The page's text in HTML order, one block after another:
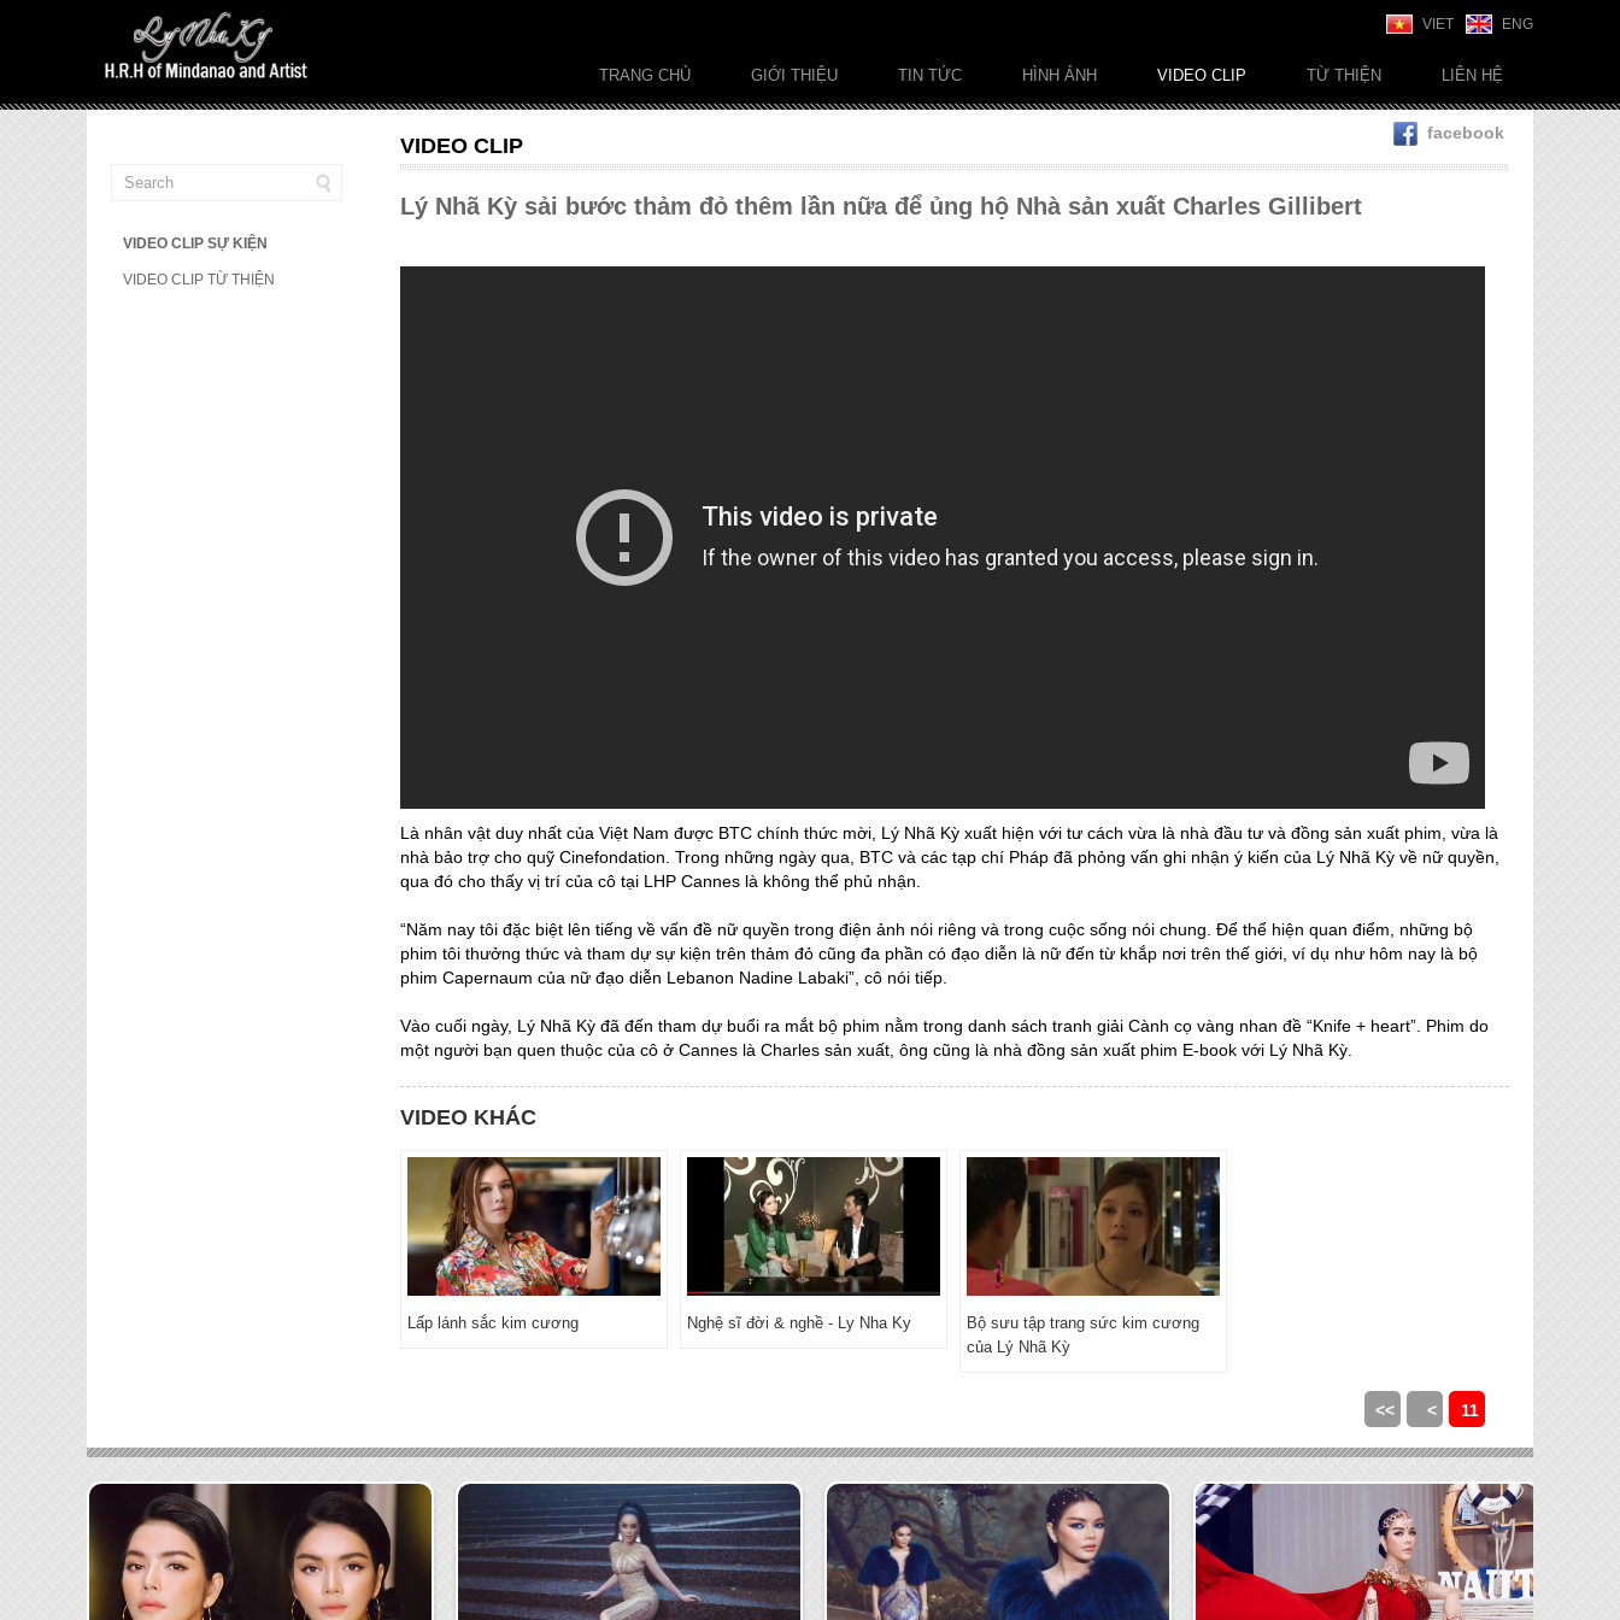
VIET ENG
TRANG CHỦ GIỚI THIỆU TIN TỨC HÌNH ẢNH VIDEO CLIP TỪ THIỆN LIÊN HỆ
facebook
VIDEO CLIP SỰ KIỆN
VIDEO CLIP TỪ THIỆN
VIDEO CLIP
Lý Nhã Kỳ sải bước thảm đỏ thêm lần nữa để ủng hộ Nhà sản xuất Charles Gillibert
Là nhân vật duy nhất của Việt Nam được BTC chính thức mời, Lý Nhã Kỳ xuất hiện với tư cách vừa là nhà đầu tư và đồng sản xuất phim, vừa là
nhà bảo trợ cho quỹ Cinefondation. Trong những ngày qua, BTC và các tạp chí Pháp đã phỏng vấn ghi nhận ý kiến của Lý Nhã Kỳ về nữ quyền,
qua đó cho thấy vị trí của cô tại LHP Cannes là không thể phủ nhận.
“Năm nay tôi đặc biệt lên tiếng về vấn đề nữ quyền trong điện ảnh nói riêng và trong cuộc sống nói chung. Để thể hiện quan điểm, những bộ
phim tôi thưởng thức và tham dự sự kiện trên thảm đỏ cũng đa phần có đạo diễn là nữ đến từ khắp nơi trên thế giới, ví dụ như hôm nay là bộ
phim Capernaum của nữ đạo diễn Lebanon Nadine Labaki”, cô nói tiếp.
Vào cuối ngày, Lý Nhã Kỳ đã đến tham dự buổi ra mắt bộ phim nằm trong danh sách tranh giải Cành cọ vàng nhan đề “Knife + heart”. Phim do
một người bạn quen thuộc của cô ở Cannes là Charles sản xuất, ông cũng là nhà đồng sản xuất phim E-book với Lý Nhã Kỳ.
VIDEO KHÁC
Lấp lánh sắc kim cương Nghệ sĩ đời & nghề - Ly Nha Ky
Bộ sưu tập trang sức kim cương
của Lý Nhã Kỳ
<< < 11